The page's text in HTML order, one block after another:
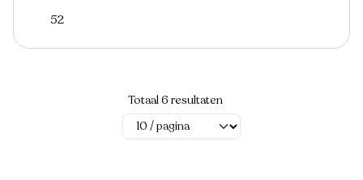
52
Totaal 6 resultaten